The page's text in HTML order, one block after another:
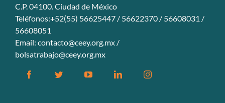
C.P. 04100. Ciudad de México
Teléfonos:+52(55) 56625447 / 56622370 / 56608031 /
56608051
Email: contacto@ceey.org.mx /
bolsatrabajo@ceey.org.mx
FacebookTwitter YouTubeLinkedinInstagram